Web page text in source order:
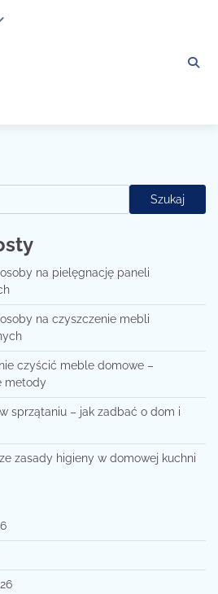
Szukaj
na pielęgnację paneli
na czyszczenie mebli
czyścić meble domowe –
metody
sprzątaniu – jak zadbać o dom i
zasady higieny w domowej kuchni